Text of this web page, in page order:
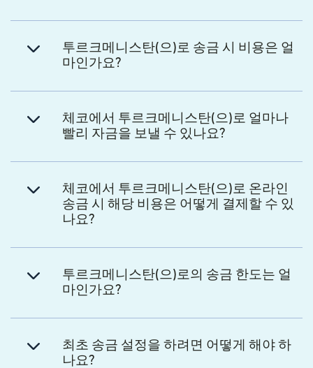
투르크메니스탄(으)로 송금 시 비용은 얼
마인가요?
체코에서 투르크메니스탄(으)로 얼마나
빨리 자금을 보낼 수 있나요?
체코에서 투르크메니스탄(으)로 온라인
송금 시 해당 비용은 어떻게 결제할 수 있
나요?
투르크메니스탄(으)로의 송금 한도는 얼
마인가요?
최초 송금 설정을 하려면 어떻게 해야 하
나요?